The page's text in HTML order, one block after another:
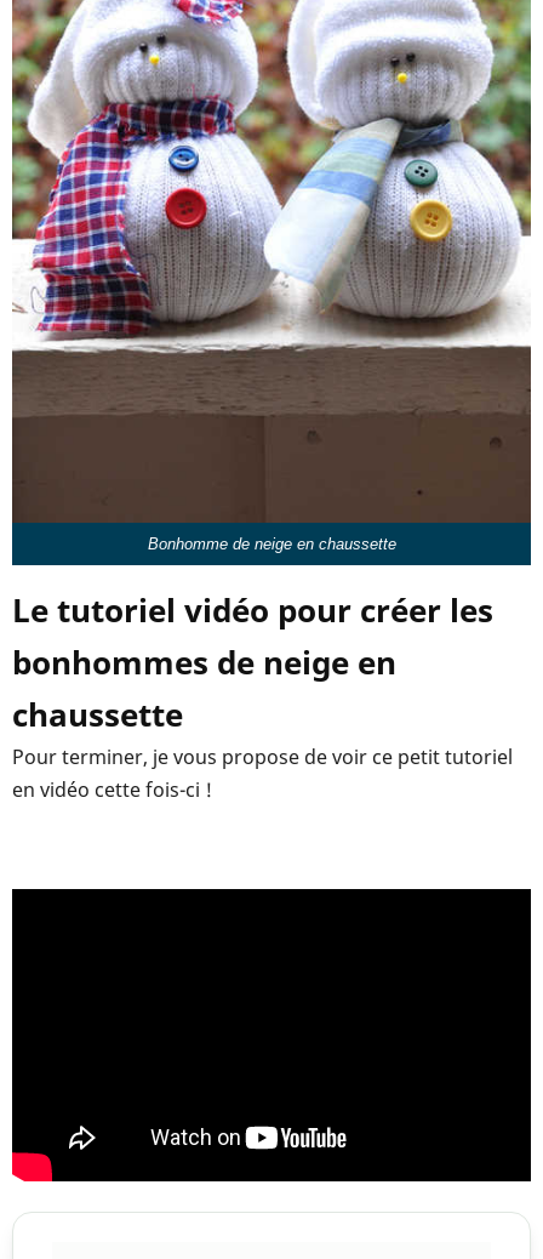
Bonhomme de neige en chaussette
Le tutoriel vidéo pour créer les
bonhommes de neige en
chaussette
Pour terminer, je vous propose de voir ce petit tutoriel
en vidéo cette fois-ci !